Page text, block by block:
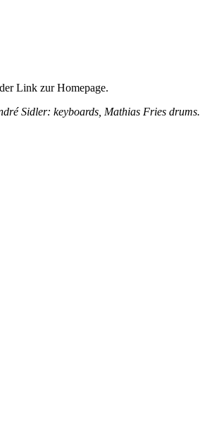
Link zur Homepage.
Sidler: keyboards, Mathias Fries drums.